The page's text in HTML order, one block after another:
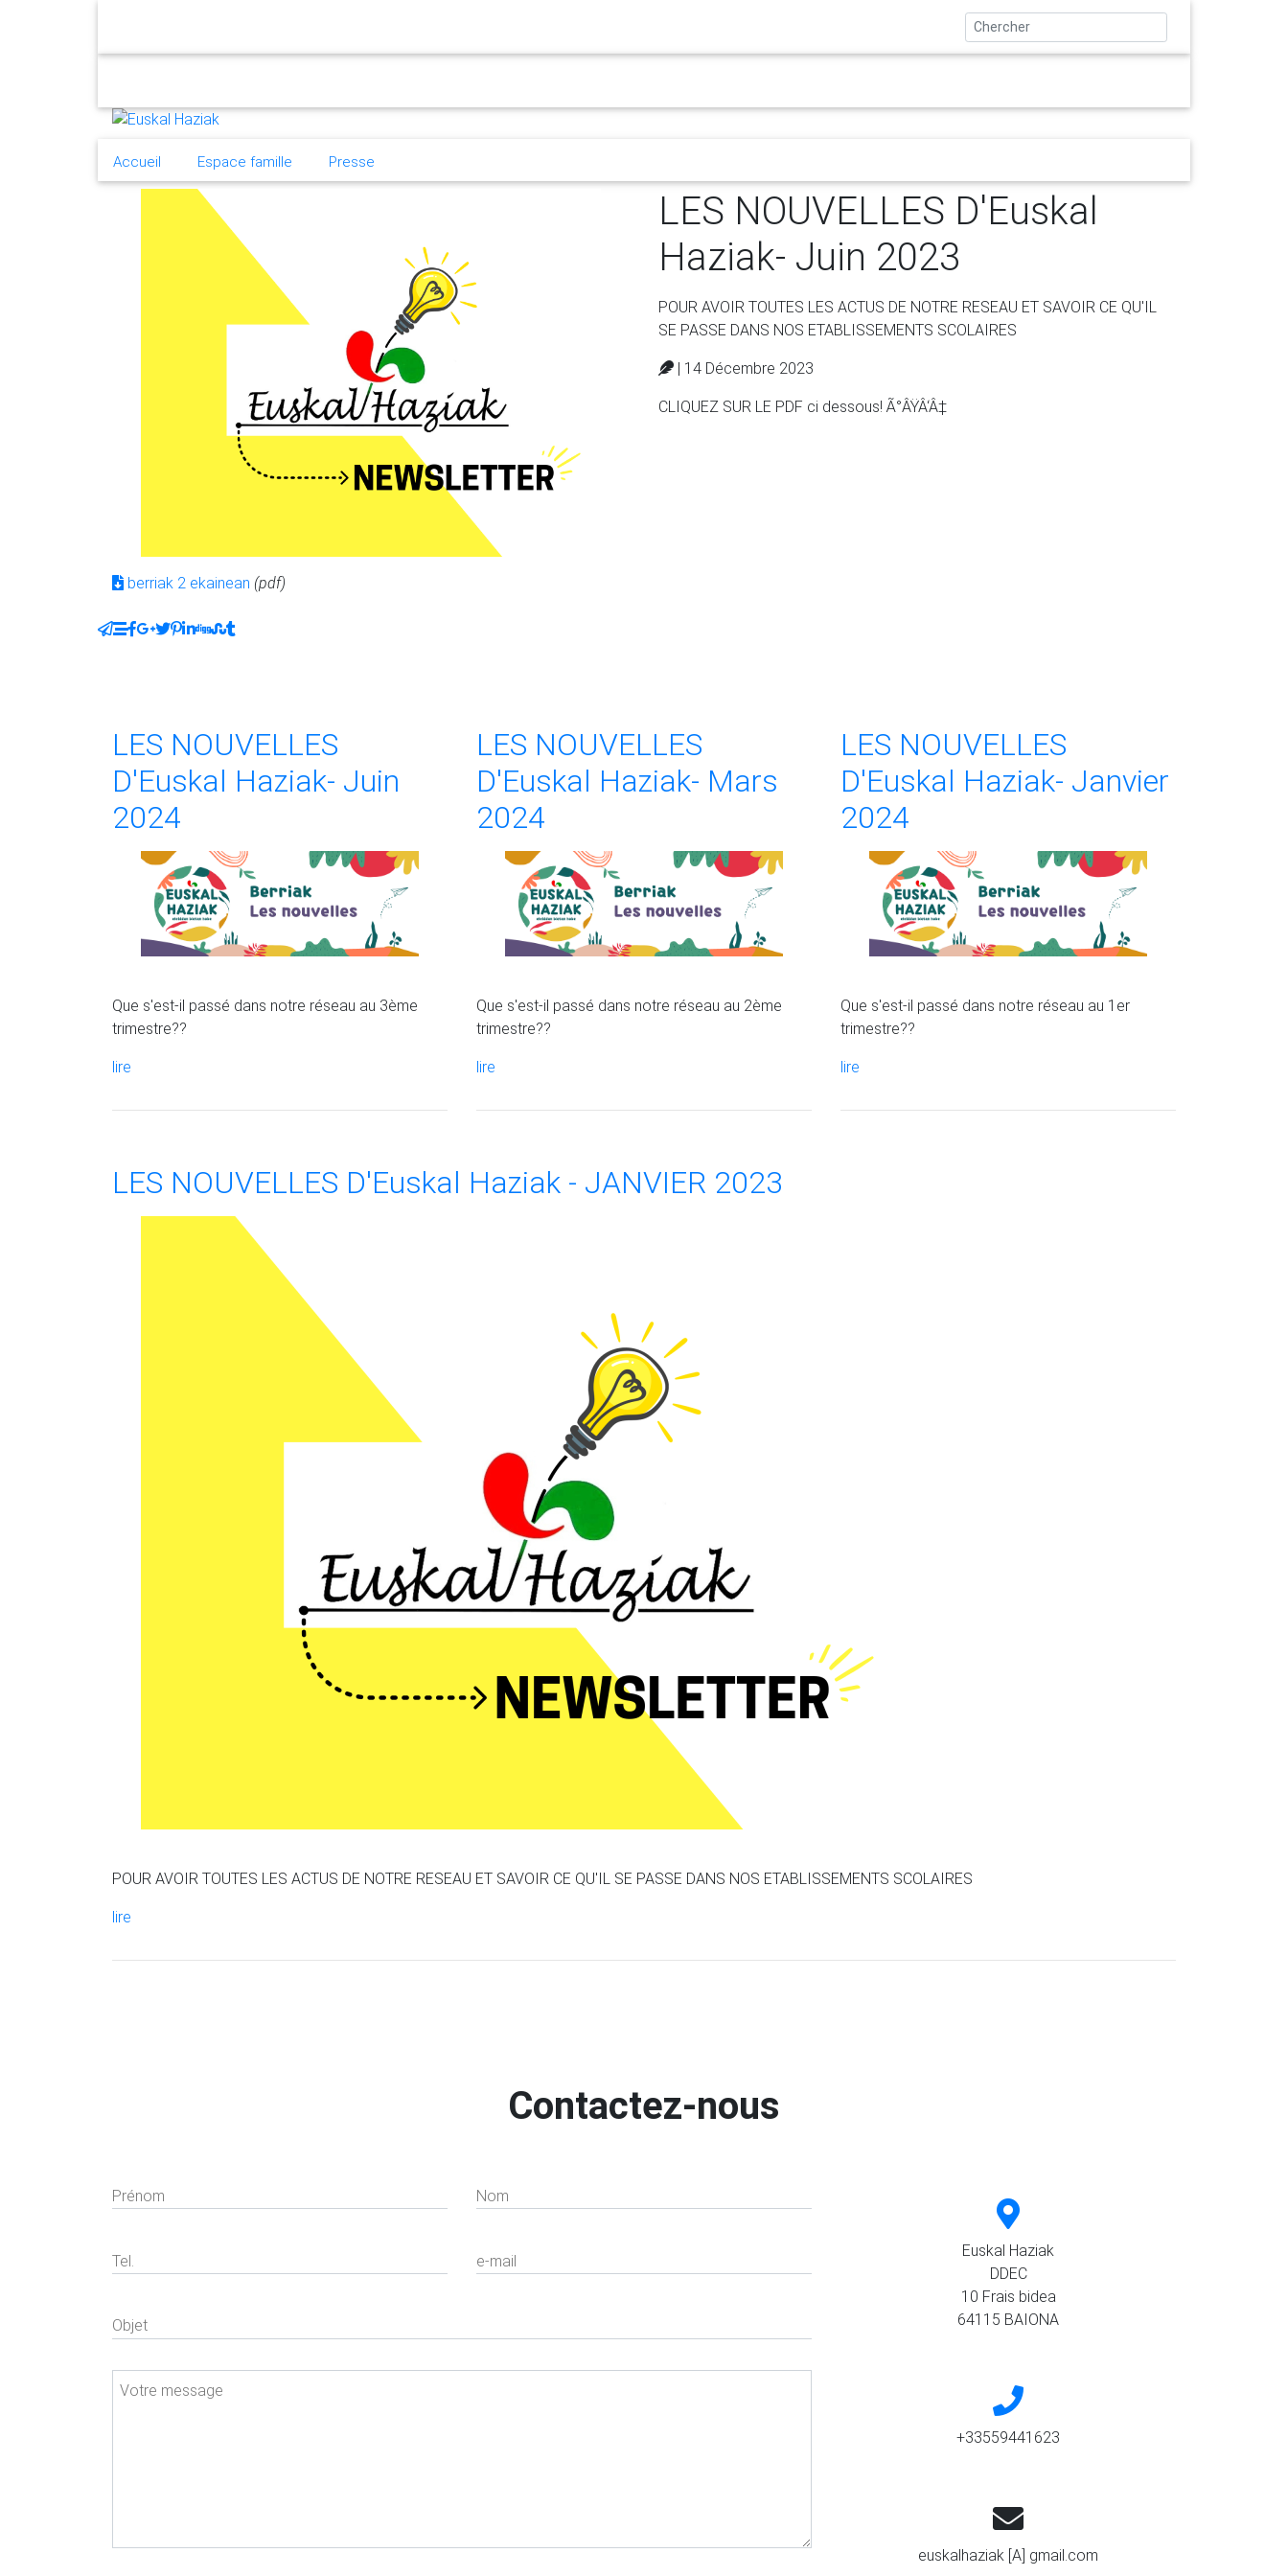
Accueil Espace famille Presse
berriak 2 ekainean (pdf)
LES NOUVELLES D'Euskal
Haziak- Juin 2023
POUR AVOIR TOUTES LES ACTUS DE NOTRE RESEAU ET SAVOIR CE QU'IL
SE PASSE DANS NOS ETABLISSEMENTS SCOLAIRES
| 14 Décembre 2023
CLIQUEZ SUR LE PDF ci dessous! Ã°ÂŸÂ‘Â‡
LES NOUVELLES
D'Euskal Haziak- Juin
2024
Que s'est-il passé dans notre réseau au 3ème
trimestre??
lire
LES NOUVELLES
D'Euskal Haziak- Mars
2024
Que s'est-il passé dans notre réseau au 2ème
trimestre??
lire
LES NOUVELLES
D'Euskal Haziak- Janvier
2024
Que s'est-il passé dans notre réseau au 1er
trimestre??
lire
LES NOUVELLES D'Euskal Haziak - JANVIER 2023
POUR AVOIR TOUTES LES ACTUS DE NOTRE RESEAU ET SAVOIR CE QU'IL SE PASSE DANS NOS ETABLISSEMENTS SCOLAIRES
lire
Contactez-nous
Prénom Nom
Tel. e-mail
Objet
Votre message
Euskal Haziak
DDEC
10 Frais bidea
64115 BAIONA
+33559441623
euskalhaziak [A] gmail.com